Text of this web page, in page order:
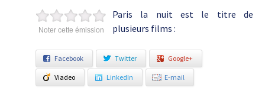
Noter cette émission
Paris la nuit est le titre de
plusieurs films :
Facebook Twitter Google+
Viadeo LinkedIn E-mail